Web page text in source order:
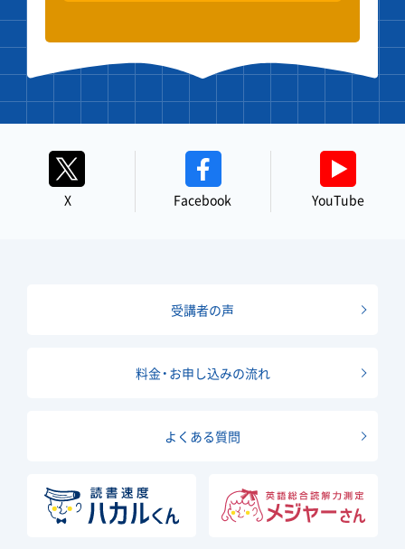
X Facebook YouTube
受講者の声
料金・お申し込みの流れ
よくある質問